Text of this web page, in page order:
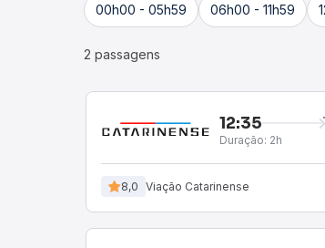
00h00 - 05h59 06h00 - 11h59
2 passagens
12:35
Duração: 2h
8,0 Viação Catarinense